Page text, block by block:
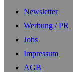
Newsletter
Werbung / PR
Jobs
Impressum
AGB